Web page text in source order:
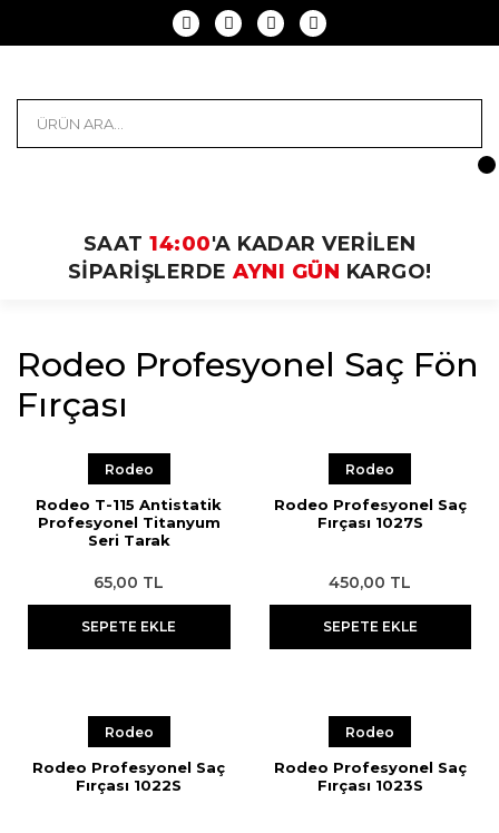
SAAT 14:00'A KADAR VERİLEN
SİPARİŞLERDE AYNI GÜN KARGO!
Rodeo Profesyonel Saç Fön
Fırçası
Rodeo
Rodeo T-115 Antistatik
Profesyonel Titanyum
Seri Tarak
65,00 TL
SEPETE EKLE
Rodeo
Rodeo Profesyonel Saç
Fırçası 1027S
450,00 TL
SEPETE EKLE
Rodeo
Rodeo Profesyonel Saç
Fırçası 1022S
Rodeo
Rodeo Profesyonel Saç
Fırçası 1023S